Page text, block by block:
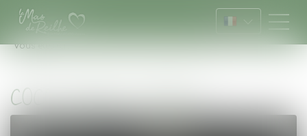
Vous êtes ici :
COCO SWEET 4PERS